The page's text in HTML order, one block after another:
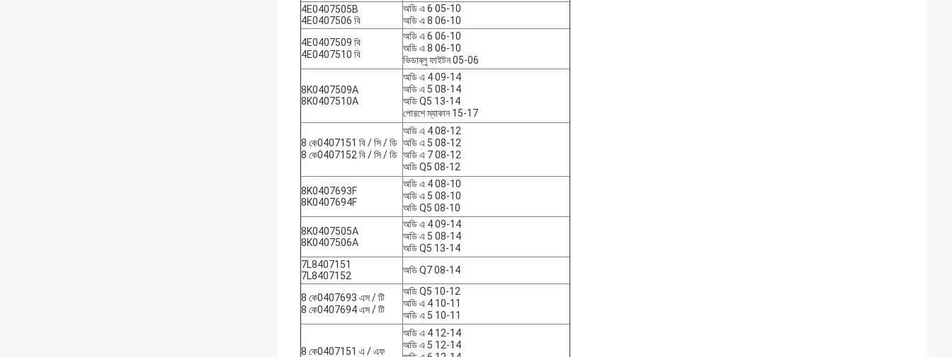
4E0407505B
4E0407506 বি
অডি এ 6 05-10
অডি এ 8 06-10
4E0407509 বি
4E0407510 বি
অডি এ 6 06-10
অডি এ 8 06-10
ভিডাব্লু ফাইটন 05-06
8K0407509A
8K0407510A
অডি এ 4 09-14
অডি এ 5 08-14
অডি Q5 13-14
পোরশে ম্যাকান 15-17
8 কে0407151 বি / সি / ডি
8 কে0407152 বি / সি / ডি
অডি এ 4 08-12
অডি এ 5 08-12
অডি এ 7 08-12
অডি Q5 08-12
8K0407693F
8K0407694F
অডি এ 4 08-10
অডি এ 5 08-10
অডি Q5 08-10
8K0407505A
8K0407506A
অডি এ 4 09-14
অডি এ 5 08-14
অডি Q5 13-14
7L8407151
7L8407152
অডি Q7 08-14
8 কে0407693 এস / টি
8 কে0407694 এস / টি
অডি Q5 10-12
অডি এ 4 10-11
অডি এ 5 10-11
8 কে0407151 এ / এফ
অডি এ 4 12-14
অডি এ 5 12-14